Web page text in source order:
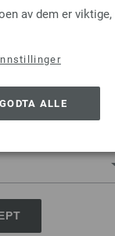
of America
av dem er
GODTA ALLEPå handlelisten
Rundpinne
Rundpinne